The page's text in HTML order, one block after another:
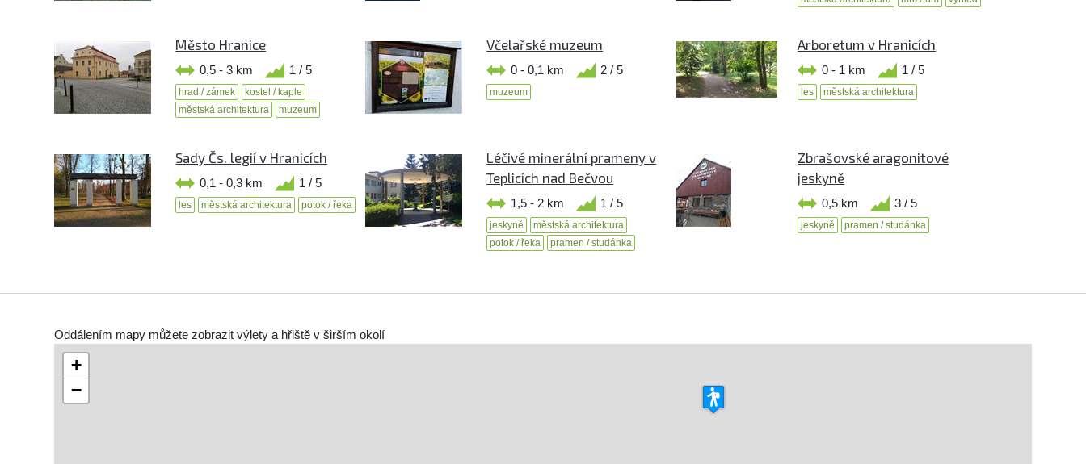
Město Hranice
0,5 - 3 km 1 / 5
hrad / zámek
kostel / kaple
městská architektura
muzeum
Včelařské muzeum
0 - 0,1 km 2 / 5
muzeum
Arboretum v Hranicích
0 - 1 km 1 / 5
les městská architektura
Sady Čs. legií v Hranicích
0,1 - 0,3 km 1 / 5
les městská architektura potok / řeka
Léčivé minerální prameny v
Teplicích nad Bečvou
1,5 - 2 km 1 / 5
jeskyně
městská architektura
potok / řeka
pramen / studánka
Zbrašovské aragonitové
jeskyně
0,5 km 3 / 5
jeskyně pramen / studánka
Oddálením mapy můžete zobrazit výlety a hřiště v širším okolí
+
−